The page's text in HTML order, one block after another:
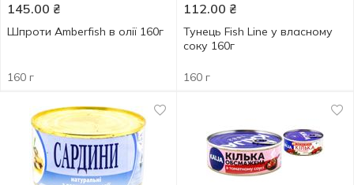
145.00 ₴
Шпроти Amberfish в олії 160г
160 г
112.00 ₴
Тунець Fish Line у власному
соку 160г
160 г